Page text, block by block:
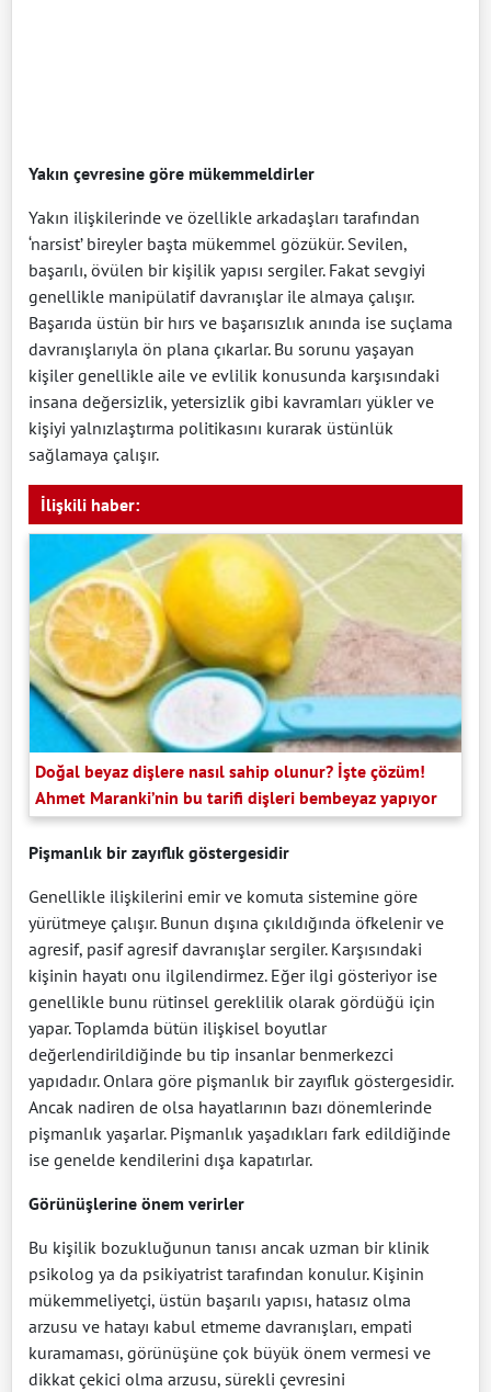
Yakın çevresine göre mükemmeldirler
Yakın ilişkilerinde ve özellikle arkadaşları tarafından
‘narsist’ bireyler başta mükemmel gözükür. Sevilen,
başarılı, övülen bir kişilik yapısı sergiler. Fakat sevgiyi
genellikle manipülatif davranışlar ile almaya çalışır.
Başarıda üstün bir hırs ve başarısızlık anında ise suçlama
davranışlarıyla ön plana çıkarlar. Bu sorunu yaşayan
kişiler genellikle aile ve evlilik konusunda karşısındaki
insana değersizlik, yetersizlik gibi kavramları yükler ve
kişiyi yalnızlaştırma politikasını kurarak üstünlük
sağlamaya çalışır.
İlişkili haber:
Doğal beyaz dişlere nasıl sahip olunur? İşte çözüm!
Ahmet Maranki’nin bu tarifi dişleri bembeyaz yapıyor
Pişmanlık bir zayıflık göstergesidir
Genellikle ilişkilerini emir ve komuta sistemine göre
yürütmeye çalışır. Bunun dışına çıkıldığında öfkelenir ve
agresif, pasif agresif davranışlar sergiler. Karşısındaki
kişinin hayatı onu ilgilendirmez. Eğer ilgi gösteriyor ise
genellikle bunu rütinsel gereklilik olarak gördüğü için
yapar. Toplamda bütün ilişkisel boyutlar
değerlendirildiğinde bu tip insanlar benmerkezci
yapıdadır. Onlara göre pişmanlık bir zayıflık göstergesidir.
Ancak nadiren de olsa hayatlarının bazı dönemlerinde
pişmanlık yaşarlar. Pişmanlık yaşadıkları fark edildiğinde
ise genelde kendilerini dışa kapatırlar.
Görünüşlerine önem verirler
Bu kişilik bozukluğunun tanısı ancak uzman bir klinik
psikolog ya da psikiyatrist tarafından konulur. Kişinin
mükemmeliyetçi, üstün başarılı yapısı, hatasız olma
arzusu ve hatayı kabul etmeme davranışları, empati
kuramaması, görünüşüne çok büyük önem vermesi ve
dikkat çekici olma arzusu, sürekli çevresini